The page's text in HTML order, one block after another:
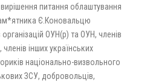
питання облаштування
Є.Коновальцю
ОУН(р) та ОУН, членів
членів інших українських
національно-визвольного
ЗСУ, добровольців,